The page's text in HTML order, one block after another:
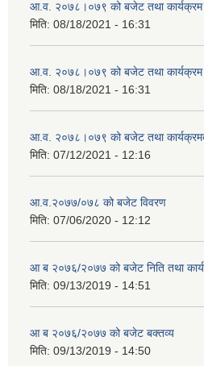
आ.व. २०७८।०७९ को बजेट तथा कार्यक्रम
मिति: 08/18/2021 - 16:31
आ.व. २०७८।०७९ को बजेट तथा कार्यक्रम
मिति: 08/18/2021 - 16:31
आ.व. २०७८।०७९ को बजेट तथा
मिति: 07/12/2021 - 12:16
आ.व.२०७७/०७८ को बजेट विवरण
मिति: 07/06/2020 - 12:12
आ ब २०७६/२०७७ को बजेट निति तथा
मिति: 09/13/2019 - 14:51
आ ब २०७६/२०७७ को बजेट बक्तव्य
मिति: 09/13/2019 - 14:50